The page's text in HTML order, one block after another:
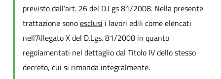
previsto dall’art. 26 del D.Lgs 81/2008. Nella presente
trattazione sonoesclusi i lavori edili come elencati
nell’Allegato X del D.Lgs. 81/2008 in quanto
regolamentati nel dettaglio dal Titolo IV dello stesso
decreto, cui si rimanda integralmente.